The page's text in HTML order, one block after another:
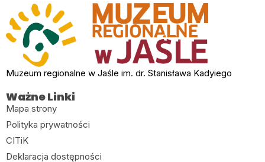
Muzeum regionalne w Jaśle im. dr. Stanisława Kadyiego
Ważne Linki
Mapa strony
Polityka prywatności
CITiK
Deklaracja dostępności